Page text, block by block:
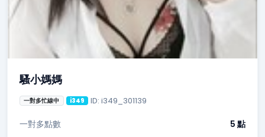
騷小媽媽
一對多忙線中 i349 ID: i349_301139
一對多點數 5 點